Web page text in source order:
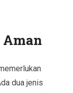
dua jenis